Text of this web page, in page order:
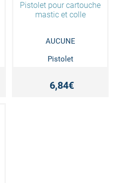
Pistolet pour cartouche
mastic et colle
AUCUNE
Pistolet
6,84€